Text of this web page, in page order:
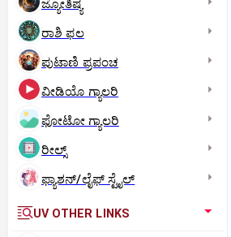
ಜ್ಯೋತಿಷ್ಯ
ರಾಶಿ ಫಲ
ಪುಟಾಣಿ ಪ್ರಪಂಚ
ವೀಡಿಯೊ ಗ್ಯಾಲರಿ
ಫೋಟೋ ಗ್ಯಾಲರಿ
ರೀಲ್ಸ್
ಫ್ಯಾಶನ್/ಲೈಫ್‌ ಸ್ಟೈಲ್
UV OTHER LINKS